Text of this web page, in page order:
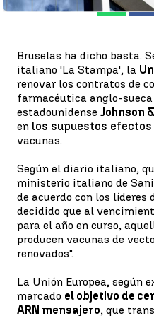
Bruselas ha dicho basta.
italiano 'La Stampa', la
renovar los contratos de
farmacéutica anglo-sueca
estadounidense Johnson
en los supuestos efectos
vacunas.
Según el diario italiano,
ministerio italiano de
de acuerdo con los líderes
decidido que al
para el año en curso,
producen vacunas de
renovados".
La Unión Europea, según
marcado el objetivo de
ARN mensajero, que